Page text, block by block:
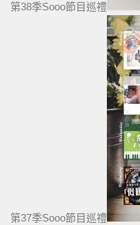
第38季Sooo節目巡禮
第37季Sooo節目巡禮